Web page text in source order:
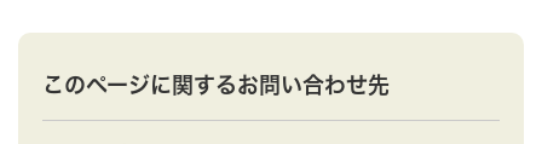
このページに関するお問い合わせ先